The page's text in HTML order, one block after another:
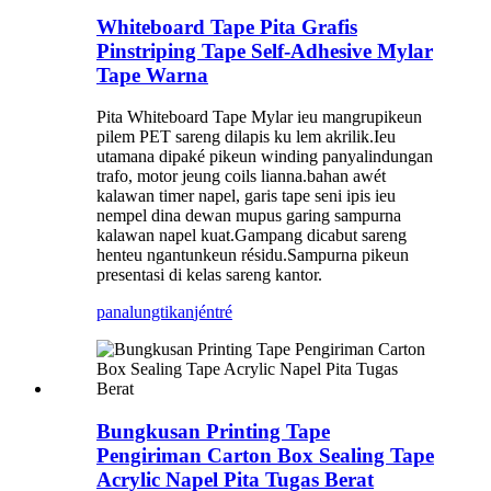
Whiteboard Tape Pita Grafis
Pinstriping Tape Self-Adhesive Mylar
Tape Warna
Pita Whiteboard Tape Mylar ieu mangrupikeun
pilem PET sareng dilapis ku lem akrilik.Ieu
utamana dipaké pikeun winding panyalindungan
trafo, motor jeung coils lianna.bahan awét
kalawan timer napel, garis tape seni ipis ieu
nempel dina dewan mupus garing sampurna
kalawan napel kuat.Gampang dicabut sareng
henteu ngantunkeun résidu.Sampurna pikeun
presentasi di kelas sareng kantor.
panalungtikanjéntré
Bungkusan Printing Tape
Pengiriman Carton Box Sealing Tape
Acrylic Napel Pita Tugas Berat